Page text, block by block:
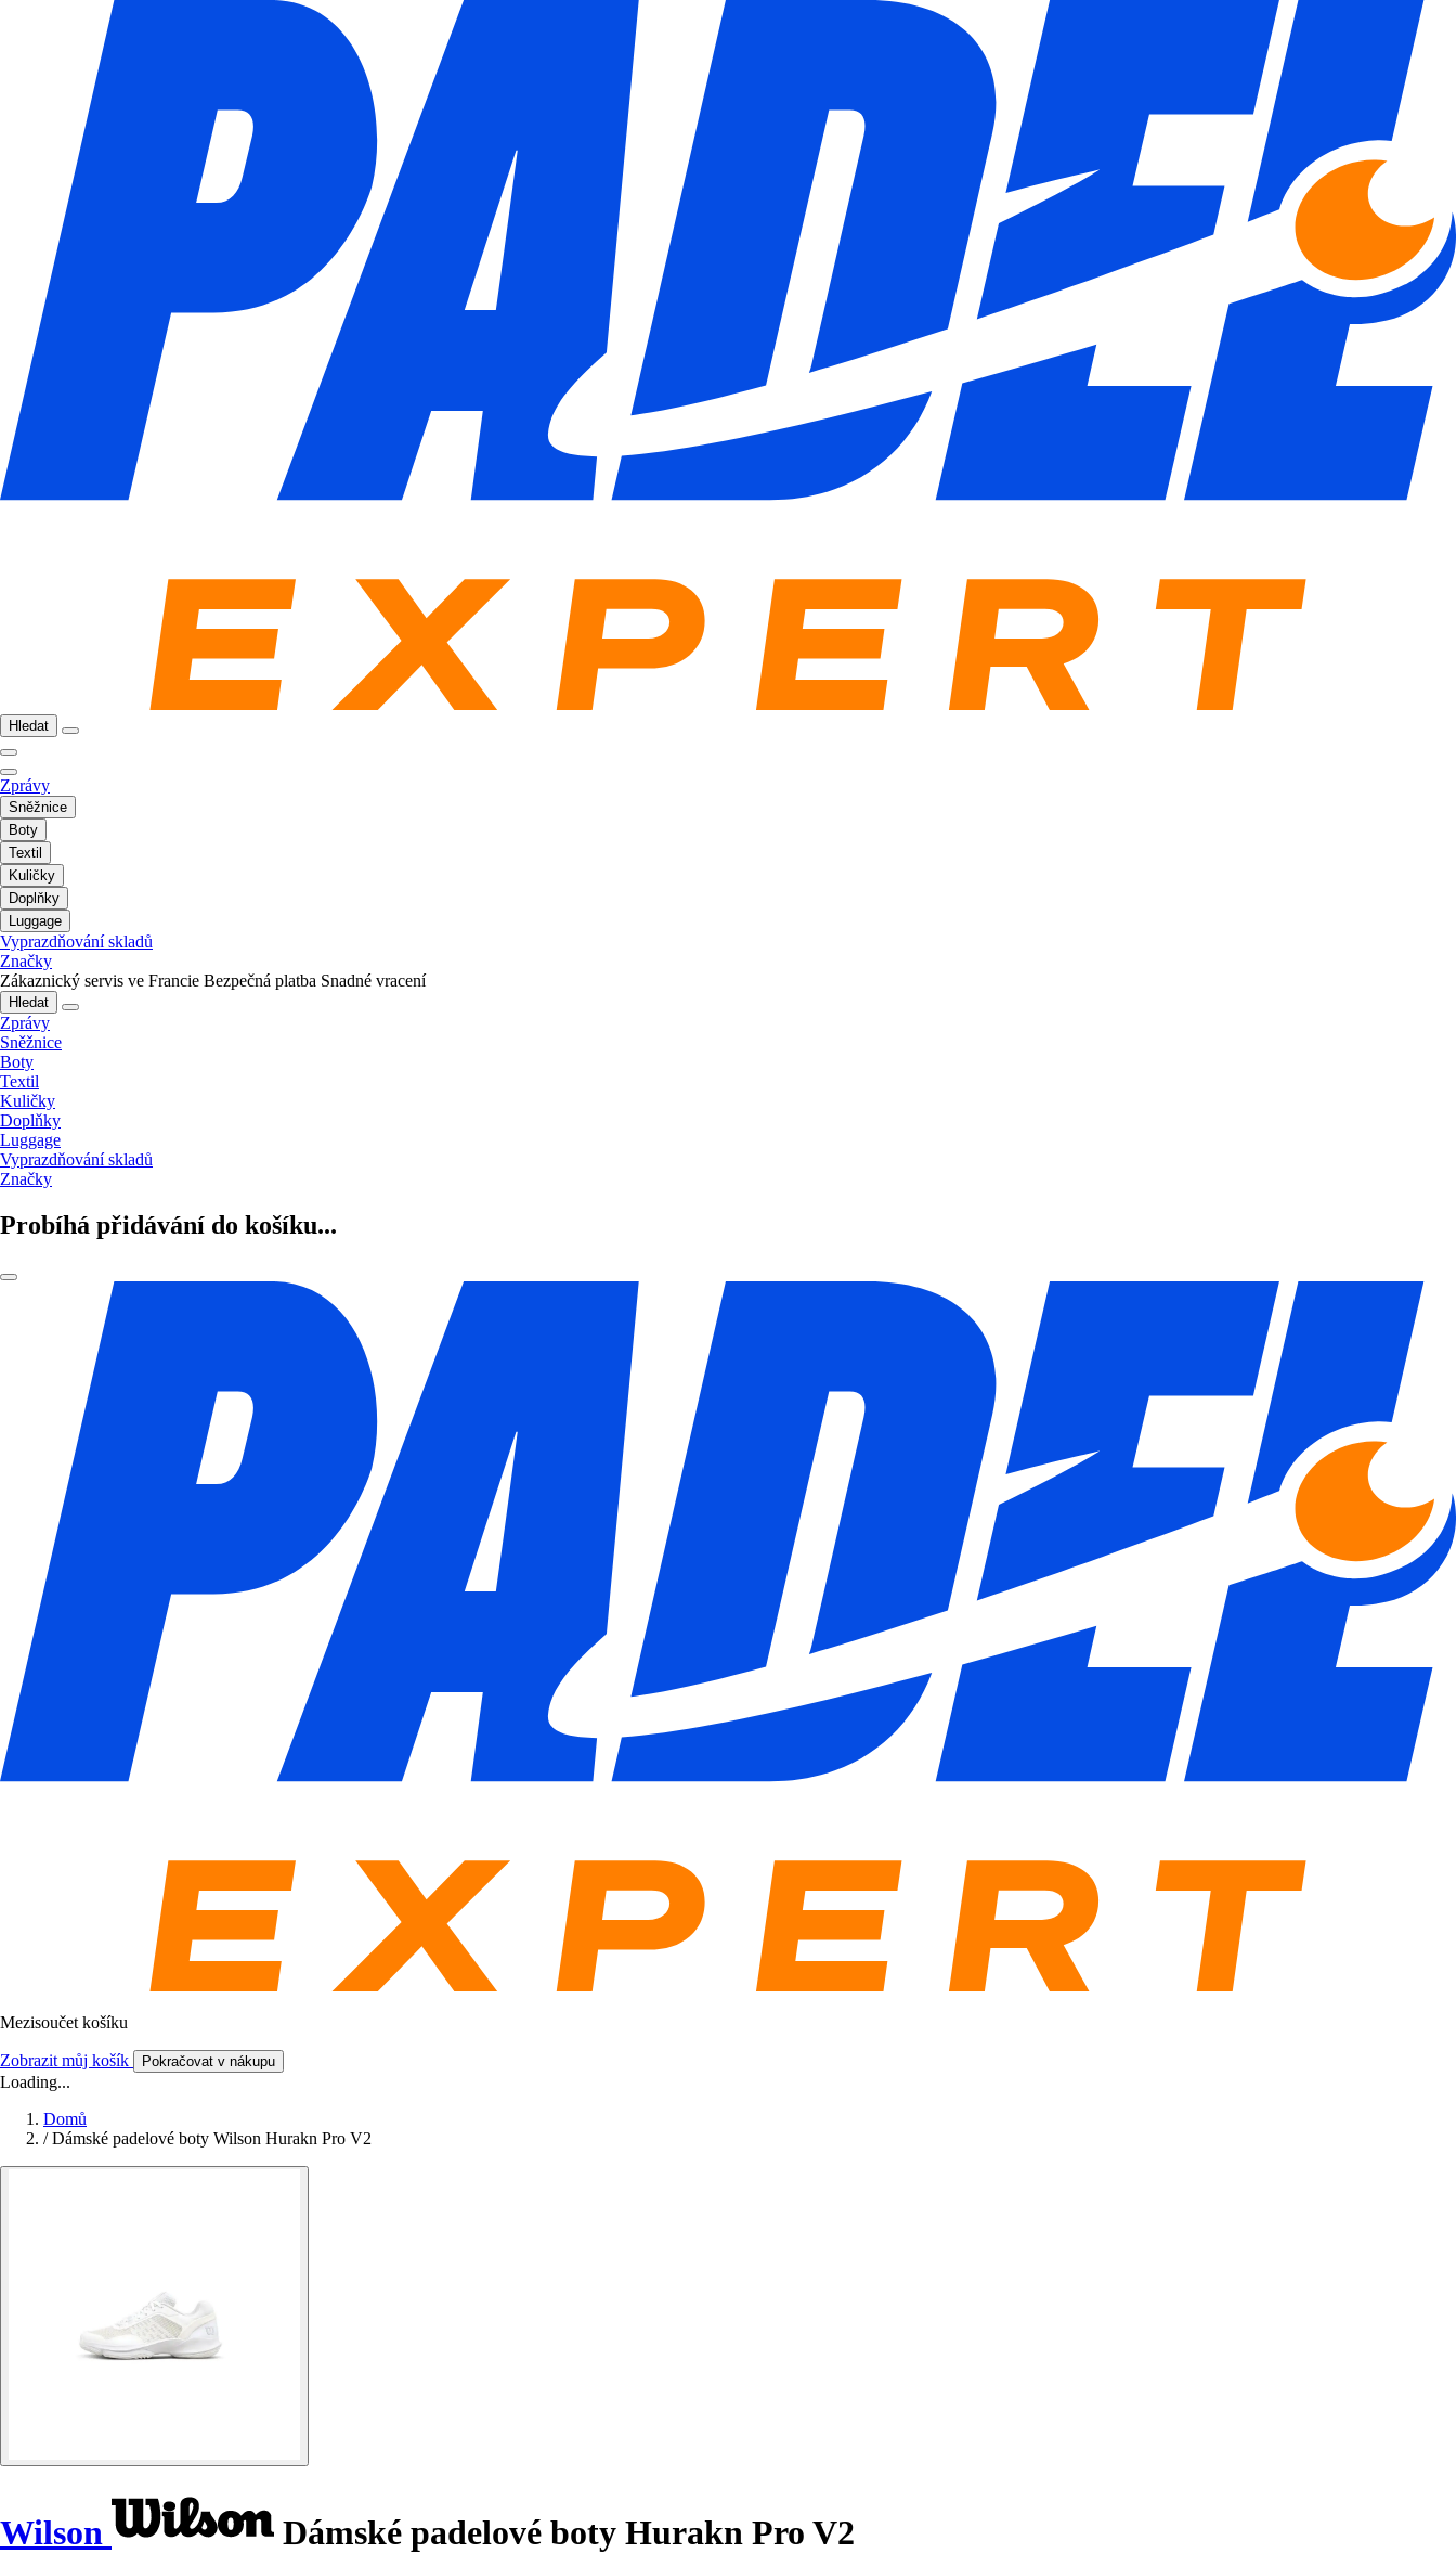
Hledat
Zprávy
Sněžnice
Boty
Textil
Kuličky
Doplňky
Luggage
Vyprazdňování skladů
Značky
Zákaznický servis ve Francie Bezpečná platba Snadné vracení
Hledat
Zprávy
Sněžnice
Boty
Textil
Kuličky
Doplňky
Luggage
Vyprazdňování skladů
Značky
Probíhá přidávání do košíku...
Mezisoučet košíku
Zobrazit můj košík Pokračovat v nákupu
Loading...
Domů
/ Dámské padelové boty Wilson Hurakn Pro V2
Wilson Dámské padelové boty Hurakn Pro V2